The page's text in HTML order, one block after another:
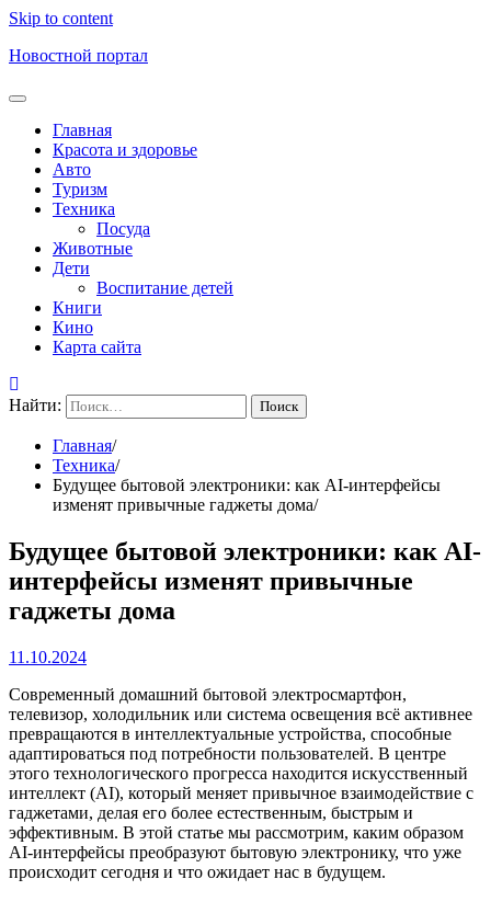
Skip to content
Новостной портал
Главная
Красота и здоровье
Авто
Туризм
Техника
Посуда
Животные
Дети
Воспитание детей
Книги
Кино
Карта сайта
Найти:
Главная
Техника
Будущее бытовой электроники: как AI-интерфейсы
изменят привычные гаджеты дома
Будущее бытовой электроники: как AI-
интерфейсы изменят привычные
гаджеты дома
11.10.2024
Современный домашний бытовой электросмартфон,
телевизор, холодильник или система освещения всё активнее
превращаются в интеллектуальные устройства, способные
адаптироваться под потребности пользователей. В центре
этого технологического прогресса находится искусственный
интеллект (AI), который меняет привычное взаимодействие с
гаджетами, делая его более естественным, быстрым и
эффективным. В этой статье мы рассмотрим, каким образом
AI-интерфейсы преобразуют бытовую электронику, что уже
происходит сегодня и что ожидает нас в будущем.